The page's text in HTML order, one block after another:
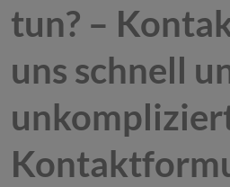
tun? –
uns schnell